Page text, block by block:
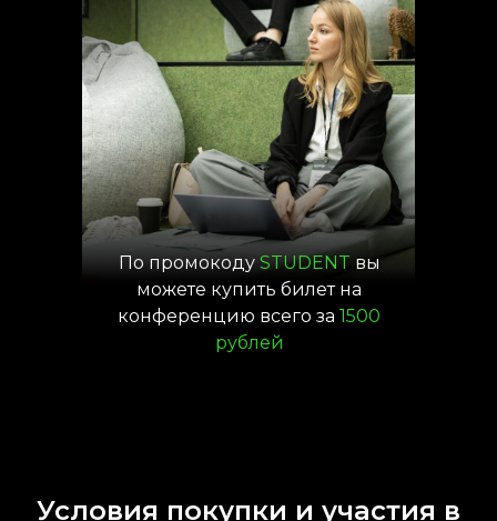
По промокоду STUDENT вы
можете купить билет на
конференцию всего за 1500
рублей
Условия покупки и участия в